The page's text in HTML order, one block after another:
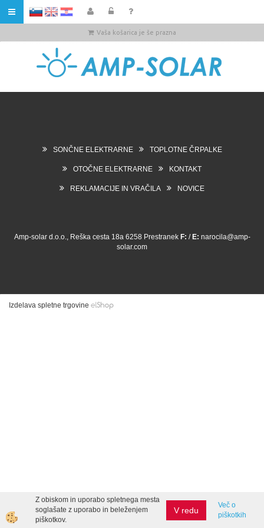
HR
Vaša košarica je še prazna
SONČNE ELEKTRARNE TOPLOTNE ČRPALKE
OTOČNE ELEKTRARNE KONTAKT
REKLAMACIJE IN VRAČILA NOVICE
Amp-solar d.o.o., Reška cesta 18a 6258 Prestranek F: / E: narocila@amp-
solar.com
Izdelava spletne trgovine
Z obiskom in uporabo spletnega mesta
soglašate z uporabo in beleženjem
piškotkov.
V redu
Več o
piškotkih